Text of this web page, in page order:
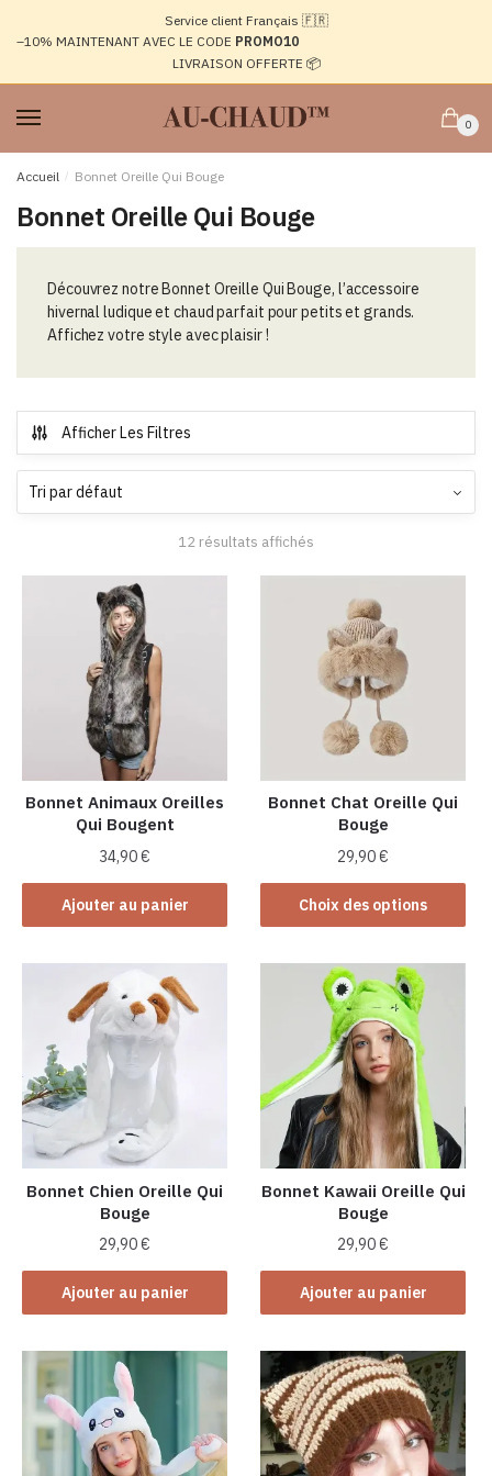
navigation
Service client Français 🇫🇷
–10% MAINTENANT AVEC LE CODE PROMO10
LIVRAISON OFFERTE 📦
0
Accueil / Bonnet Oreille Qui Bouge
Bonnet Oreille Qui Bouge
Découvrez notre Bonnet Oreille Qui Bouge, l’accessoire
hivernal ludique et chaud parfait pour petits et grands.
Affichez votre style avec plaisir !
Afficher Les Filtres
12 résultats affichés
Bonnet Animaux Oreilles
Qui Bougent
34,90€
Ajouter au panier
Bonnet Chat Oreille Qui
Bouge
29,90€
Choix des options
Ce
produit
plusieurs
variations.
Les
options
peuvent
être
choisies
sur
la
page
du
produit
Bonnet Chien Oreille Qui
Bouge
29,90€
Ajouter au panier
Bonnet Kawaii Oreille Qui
Bouge
29,90€
Ajouter au panier